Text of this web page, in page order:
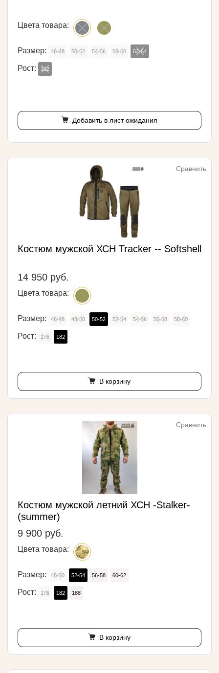
Цвета товара:
Размер: 46-48 50-52 54-56 58-60 62-64
Рост: 182
Добавить в лист ожидания
Сравнить
Костюм мужской ХСН Tracker -- Softshell
14 950 руб.
Цвета товара:
Размер: 46-48 48-50 50-52 52-54 54-56 56-58 58-60
Рост: 176 182
В корзину
Сравнить
Костюм мужской летний ХСН -Stalker-
(summer)
9 900 руб.
Цвета товара:
Размер: 48-50 52-54 56-58 60-62
Рост: 176 182 188
В корзину